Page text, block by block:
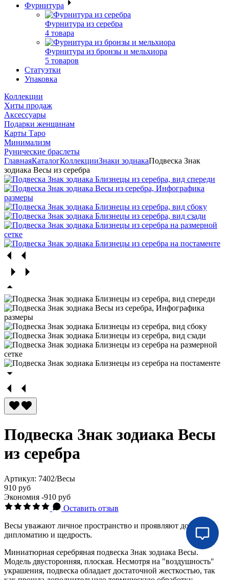
Фурнитура
Фурнитура из серебра
4 товара
Фурнитура из бронзы и мельхиора
5 товаров
Статуэтки
Упаковка
Коллекции
Хиты продаж
Аксессуары
Подарки женщинам
Карты Таро
Минимализм
Рунические браслеты
ГлавнаяКаталогКоллекцииЗнаки зодиакаПодвеска Знак
зодиака Весы из серебра
Подвеска Знак зодиака Весы
из серебра
Артикул: 7402/Весы
910 руб
Экономия -910 руб
Оставить отзыв
Весы уважают личное пространство и проявляют доброту,
дипломатию и щедрость.
Миниатюрная серебряная подвеска Знак зодиака Весы.
Модель двусторонняя, плоская. Несмотря на "воздушность"
украшения, подвеска обладает достаточной жесткостью, так